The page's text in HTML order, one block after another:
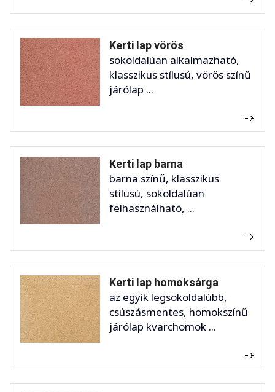
Kerti lap vörös
sokoldalúan alkalmazható,
klasszikus stílusú, vörös színű
járólap ...
Kerti lap barna
barna színű, klasszikus
stílusú, sokoldalúan
felhasználható, ...
Kerti lap homoksárga
az egyik legsokoldalúbb,
csúszásmentes, homokszínű
járólap kvarchomok ...